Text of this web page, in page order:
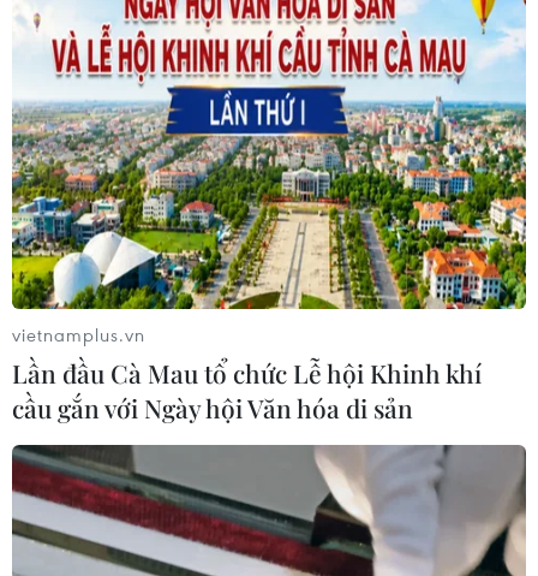
Đắk Lắk: Án phạt nghiêm minh với
đối tượng phá hoại đoàn kết dân tộc
05/08/2026 09:58
Hà Nội xét xử ổ nhóm 50 đối tượng tổ
chức sử dụng ma túy trong quán
karaoke
05/08/2026 09:38
Khởi tố người đàn ông xịt vòi cao áp
vào thợ tháo dỡ nhà sát vách
05/08/2026 09:23
Khởi tố ca sĩ và giám đốc công ty giải
vietnamplus.vn
Lần đầu Cà Mau tổ chức Lễ hội Khinh khí
cầu gắn với Ngày hội Văn hóa di sản